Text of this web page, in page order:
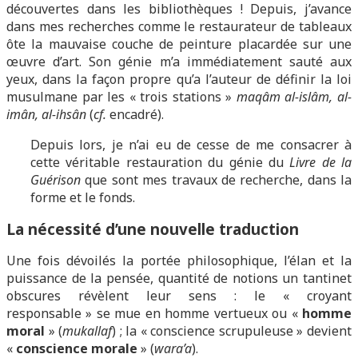
découvertes dans les bibliothèques ! Depuis, j’avance
dans mes recherches comme le restaurateur de tableaux
ôte la mauvaise couche de peinture placardée sur une
œuvre d’art. Son génie m’a immédiatement sauté aux
yeux, dans la façon propre qu’a l’auteur de définir la loi
musulmane par les « trois stations » maqâm al-islâm, al-
imân, al-ihsân(cf. encadré).
Depuis lors, je n’ai eu de cesse de me consacrer à
cette véritable restauration du génie duLivre de la
Guérison que sont mes travaux de recherche, dans la
forme et le fonds.
La nécessité d’une nouvelle traduction
Une fois dévoilés la portée philosophique, l’élan et la
puissance de la pensée, quantité de notions un tantinet
obscures révèlent leur sens : le « croyant
responsable » se mue en homme vertueux ou « homme
moral » (mukallaf) ; la « conscience scrupuleuse » devient
« conscience morale » (wara’a).